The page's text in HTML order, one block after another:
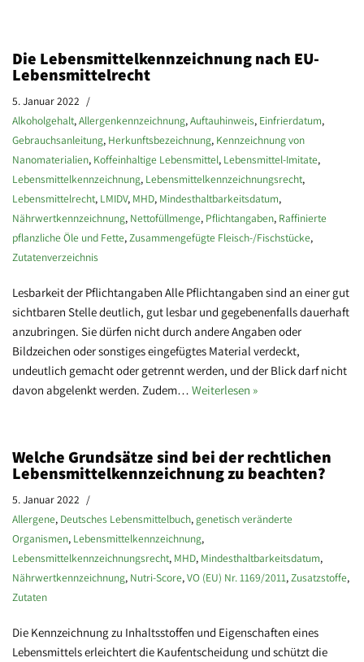
Die Lebensmittelkennzeichnung nach EU-
Lebensmittelrecht
5. Januar 2022
Alkoholgehalt,Allergenkennzeichnung,Auftauhinweis, Einfrierdatum,
Gebrauchsanleitung, Herkunftsbezeichnung, Kennzeichnung von
Nanomaterialien, Koffeinhaltige Lebensmittel, Lebensmittel-Imitate,
Lebensmittelkennzeichnung, Lebensmittelkennzeichnungsrecht,
Lebensmittelrecht, LMIDV, MHD, Mindesthaltbarkeitsdatum,
Nährwertkennzeichnung, Nettofüllmenge, Pflichtangaben, Raffinierte
pflanzliche Öle und Fette,Zusammengefügte Fleisch-/Fischstücke,
Zutatenverzeichnis
Lesbarkeit der Pflichtangaben Alle Pflichtangaben sind an einer gut
sichtbaren Stelle deutlich, gut lesbar und gegebenenfalls dauerhaft
anzubringen. Sie dürfen nicht durch andere Angaben oder
Bildzeichen oder sonstiges eingefügtes Material verdeckt,
undeutlich gemacht oder getrennt werden, und der Blick darf nicht
davon abgelenkt werden. Zudem… Weiterlesen »
Welche Grundsätze sind bei der rechtlichen
Lebensmittelkennzeichnung zu beachten?
5. Januar 2022
Allergene, Deutsches Lebensmittelbuch, genetisch veränderte
Organismen, Lebensmittelkennzeichnung,
Lebensmittelkennzeichnungsrecht, MHD, Mindesthaltbarkeitsdatum,
Nährwertkennzeichnung, Nutri-Score,VO (EU) Nr. 1169/2011,Zusatzstoffe,
Zutaten
Die Kennzeichnung zu Inhaltsstoffen und Eigenschaften eines
Lebensmittels erleichtert die Kaufentscheidung und schützt die